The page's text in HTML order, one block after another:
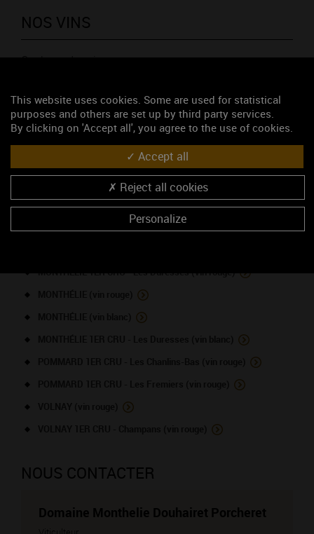
NOS VINS
Couleurs des vins
LISTE DES APPELLATIONS PRODUITES PAR LE DOMAINE
MEURSAULT (vin blanc)
MEURSAULT 1ER CRU - Les Santenots Blancs (vin blanc)
MONTHÉLIE 1ER CRU - Les Duresses (vin rouge)
NOUS CONTACTER
Domaine Monthelie Douhairet Porcheret
This website uses cookies. Some are used for statistical
purposes and others are set up by third party services.
By clicking on 'Accept all', you agree to the use of cookies.
Accept all
Reject all cookies
Personalize